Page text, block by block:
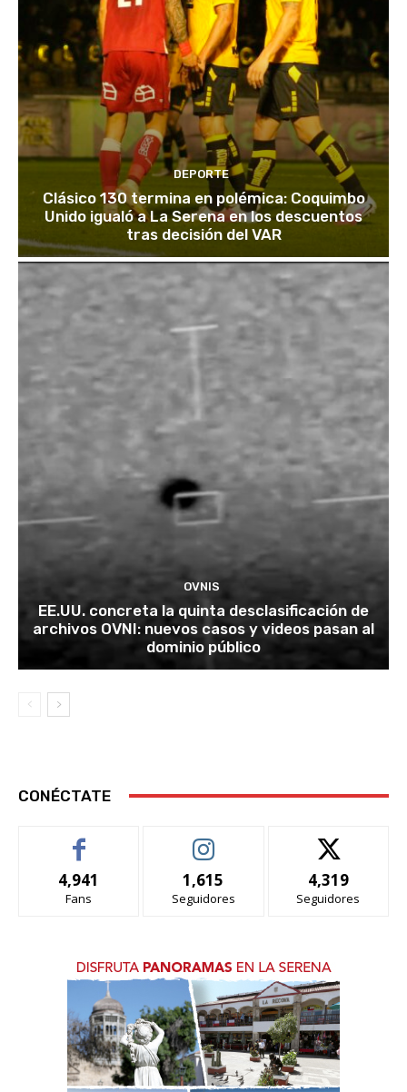
DEPORTE
Clásico 130 termina en polémica: Coquimbo
Unido igualó a La Serena en los descuentos
tras decisión del VAR
OVNIS
EE.UU. concreta la quinta desclasificación de
archivos OVNI: nuevos casos y videos pasan al
dominio público
CONÉCTATE
4,941
Fans
1,615
Seguidores
4,319
Seguidores